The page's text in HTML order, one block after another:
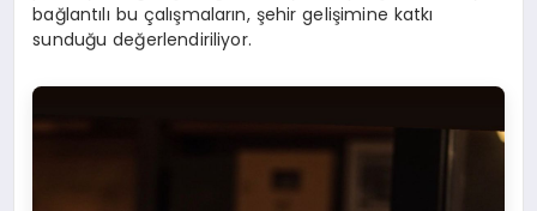
bağlantılı bu çalışmaların, şehir gelişimine katkı
sunduğu değerlendiriliyor.